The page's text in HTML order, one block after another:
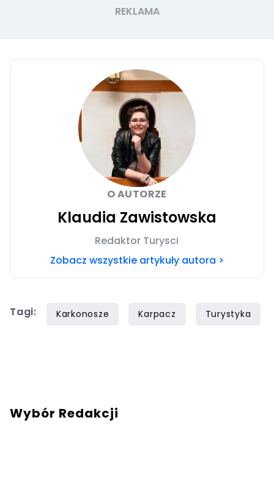
O AUTORZE
Klaudia Zawistowska
Redaktor Turysci
Zobacz wszystkie artykuły autora >
Tagi: Karkonosze Karpacz Turystyka
Wybór Redakcji